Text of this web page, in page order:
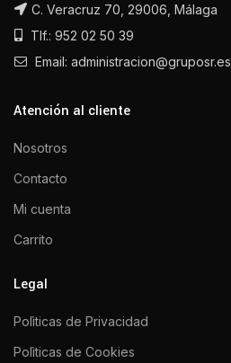
C. Veracruz 70, 29006, Málaga
Tlf.: 952 02 50 39
Email: administracion@gruposr.es
Atención al cliente
Nosotros
Contacto
Mi cuenta
Carrito
Legal
Polìticas de Privacidad
Polìticas de Cookies